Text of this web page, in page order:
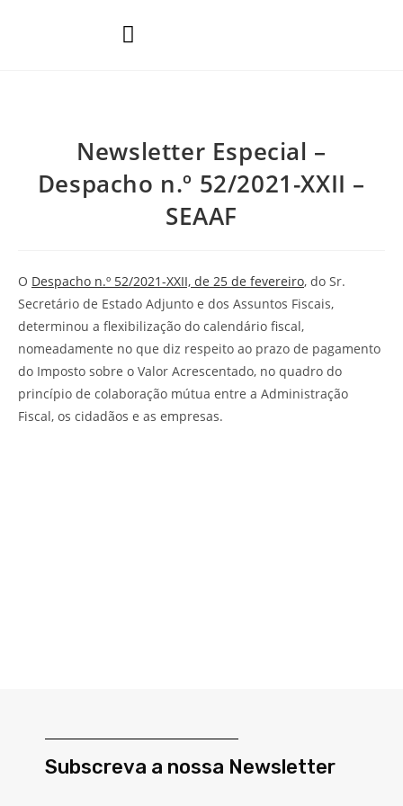
Newsletter Especial –
Despacho n.º 52/2021-XXII –
SEAAF
O Despacho n.º 52/2021-XXII, de 25 de fevereiro, do Sr.
Secretário de Estado Adjunto e dos Assuntos Fiscais,
determinou a flexibilização do calendário fiscal,
nomeadamente no que diz respeito ao prazo de pagamento
do Imposto sobre o Valor Acrescentado, no quadro do
princípio de colaboração mútua entre a Administração
Fiscal, os cidadãos e as empresas.
Subscreva a nossa Newsletter